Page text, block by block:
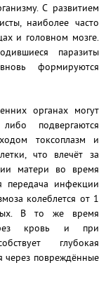
С развитием
наиболее часто
и головном мозге.
паразиты
формируются
органах могут
подвергаются
токсоплазм и
что влечёт за
матери во время
передача инфекции
колеблется от 1
В то же время
кровь и при
глубокая
через повреждённые